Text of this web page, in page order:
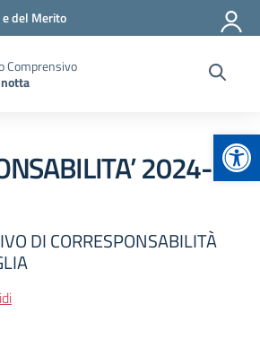
del Merito
Comprensivo
2024-
DI CORRESPONSABILITÀ